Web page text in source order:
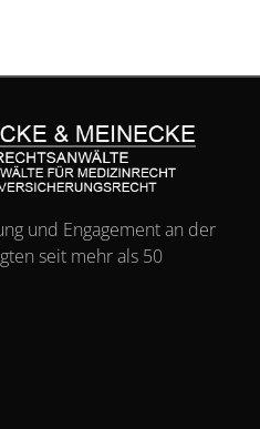
und Engagement an der
seit mehr als 50